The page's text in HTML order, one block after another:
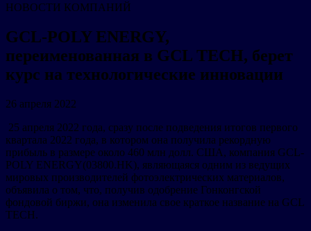
НОВОСТИ КОМПАНИЙ
GCL-POLY ENERGY,
переименованная в GCL TECH, берет
курс на технологические инновации
26 апреля 2022
25 апреля 2022 года, сразу после подведения итогов первого
квартала 2022 года, в котором она получила рекордную
прибыль в размере около 460 млн долл. США, компания GCL-
POLY ENERGY(03800.HK), являющаяся одним из ведущих
мировых производителей фотоэлектрических материалов,
объявила о том, что, получив одобрение Гонконгской
фондовой биржи, она изменила свое краткое название на GCL
TECH.